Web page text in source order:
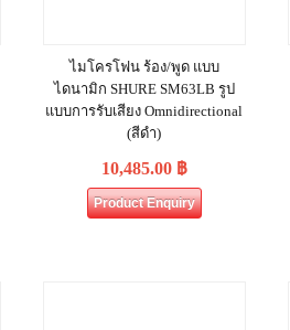
ไมโครโฟน ร้อง/พูด แบบ
ไดนามิก SHURE SM63LB รูป
แบบการรับเสียง Omnidirectional
(สีดำ)
10,485.00 ฿
Product Enquiry